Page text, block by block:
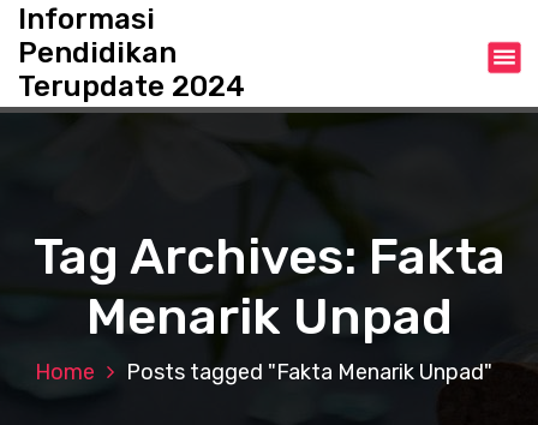
t
Informasi
Pendidikan
Terupdate 2024
Tag Archives: Fakta
Menarik Unpad
Home Posts tagged "Fakta Menarik Unpad"